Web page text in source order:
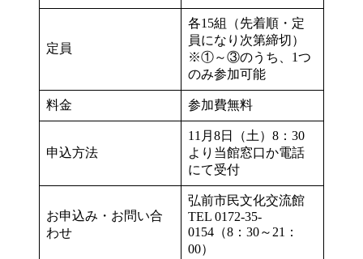
定員
各15組（先着順・定
員になり次第締切）
※①～③のうち、1つ
のみ参加可能
料金 参加費無料
申込方法
11月8日（土）8：30
より当館窓口か電話
にて受付
お申込み・お問い合
わせ
弘前市民文化交流館
TEL 0172-35-
0154（8：30～21：
00）